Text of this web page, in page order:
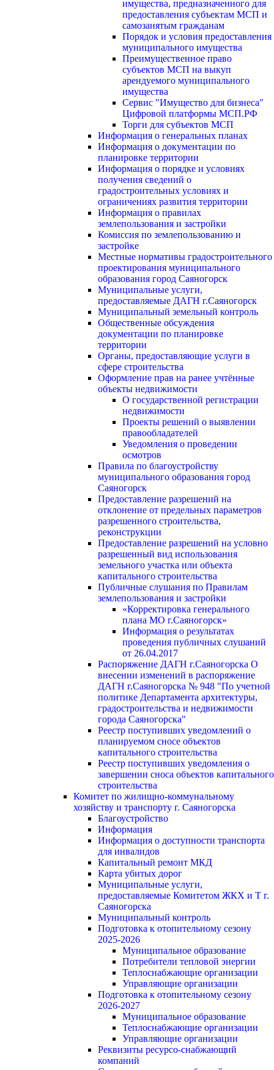
имущества, предназначенного для
предоставления субъектам МСП и
самозанятым гражданам
Порядок и условия предоставления
муниципального имущества
Преимущественное право
субъектов МСП на выкуп
арендуемого муниципального
имущества
Сервис "Имущество для бизнеса"
Цифровой платформы МСП.РФ
Торги для субъектов МСП
Информация о генеральных планах
Информация о документации по
планировке территории
Информация о порядке и условиях
получения сведений о
градостроительных условиях и
ограничениях развития территории
Информация о правилах
землепользования и застройки
Комиссия по землепользованию и
застройке
Местные нормативы градостроительного
проектирования муниципального
образования город Саяногорск
Муниципальные услуги,
предоставляемые ДАГН г.Саяногорск
Муниципальный земельный контроль
Общественные обсуждения
документации по планировке
территории
Органы, предоставляющие услуги в
сфере строительства
Оформление прав на ранее учтённые
объекты недвижимости
О государственной регистрации
недвижимости
Проекты решений о выявлении
правообладателей
Уведомления о проведении
осмотров
Правила по благоустройству
муниципального образования город
Саяногорск
Предоставление разрешений на
отклонение от предельных параметров
разрешенного строительства,
реконструкции
Предоставление разрешений на условно
разрешенный вид использования
земельного участка или объекта
капитального строительства
Публичные слушания по Правилам
землепользования и застройки
«Корректировка генерального
плана МО г.Саяногорск»
Информация о результатах
проведения публичных слушаний
от 26.04.2017
Распоряжение ДАГН г.Саяногорска О
внесении изменений в распоряжение
ДАГН г.Саяногорска № 948 "По учетной
политике Департамента архитектуры,
градостроительства и недвижимости
города Саяногорска"
Реестр поступивших уведомлений о
планируемом сносе объектов
капитального строительства
Реестр поступивших уведомления о
завершении сноса объектов капитального
строительства
Комитет по жилищно-коммунальному
хозяйству и транспорту г. Саяногорска
Благоустройство
Информация
Информация о доступности транспорта
для инвалидов
Капитальный ремонт МКД
Карта убитых дорог
Муниципальные услуги,
предоставляемые Комитетом ЖКХ и Т г.
Саяногорска
Муниципальный контроль
Подготовка к отопительному сезону
2025-2026
Муниципальное образование
Потребители тепловой энергии
Теплоснабжающие организации
Управляющие организации
Подготовка к отопительному сезону
2026-2027
Муниципальное образование
Теплоснабжающие организации
Управляющие организации
Реквизиты ресурсо-снабжающий
компаний